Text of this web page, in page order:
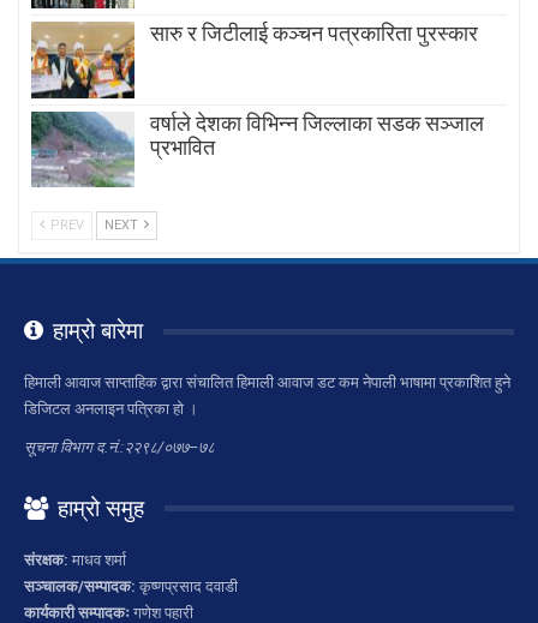
सारु र जिटीलाई कञ्चन पत्रकारिता पुरस्कार
वर्षाले देशका विभिन्न जिल्लाका सडक सञ्जाल
प्रभावित
PREV NEXT
हाम्रो बारेमा
हिमाली आवाज साप्ताहिक द्वारा संचालित हिमाली आवाज डट कम नेपाली भाषामा प्रकाशित हुने
डिजिटल अनलाइन पत्रिका हो ।
सूचना विभाग द.नं.:२२९८/०७७–७८
हाम्रो समुह
संरक्षक: माधव शर्मा
सञ्चालक/सम्पादक: कृष्णप्रसाद दवाडी
कार्यकारी सम्पादकः गणेश पहारी